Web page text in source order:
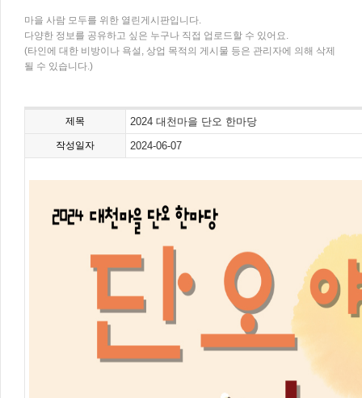
마을 사람 모두를 위한 열린게시판입니다.
다양한 정보를 공유하고 싶은 누구나 직접 업로드할 수 있어요.
(타인에 대한 비방이나 욕설, 상업 목적의 게시물 등은 관리자에 의해 삭제
될 수 있습니다.)
제목 2024 대천마을 단오 한마당
작성일자 2024-06-07